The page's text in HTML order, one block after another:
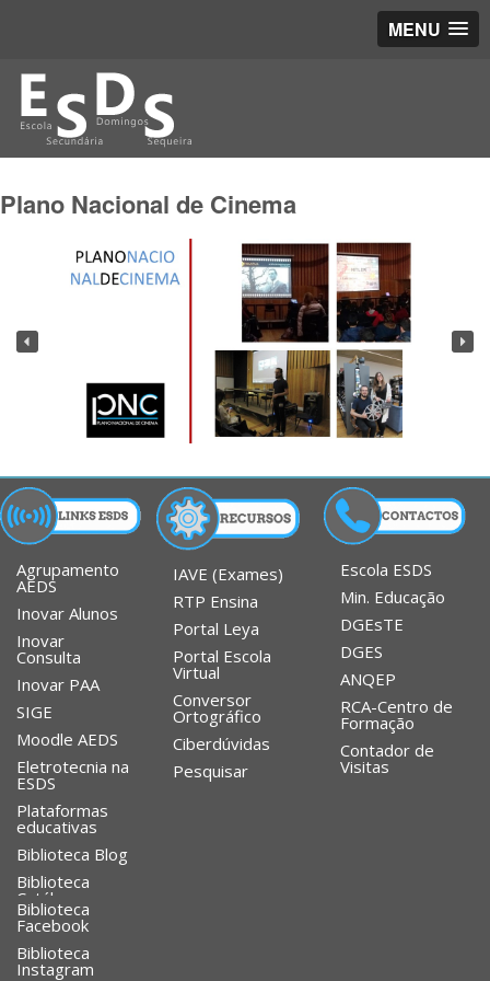
MENU
Plano Nacional de Cinema
Agrupamento
AEDS
Inovar Alunos
Inovar
Consulta
Inovar PAA
SIGE
Moodle AEDS
Eletrotecnia na
ESDS
Plataformas
educativas
Biblioteca Blog
Biblioteca
Catálogo
Biblioteca
Facebook
Biblioteca
Instagram
IAVE (Exames)
RTP Ensina
Portal Leya
Portal Escola
Virtual
Conversor
Ortográfico
Ciberdúvidas
Pesquisar
Escola ESDS
Min. Educação
DGEsTE
DGES
ANQEP
RCA-Centro de
Formação
Contador de
Visitas